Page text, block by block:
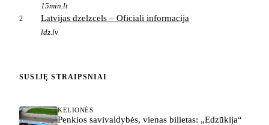
15min.lt
2 Latvijas dzelzcels – Oficiali informacija
ldz.lv
SUSIJĘ STRAIPSNIAI
KELIONĖS
Penkios savivaldybės, vienas bilietas: „Edzūkija“